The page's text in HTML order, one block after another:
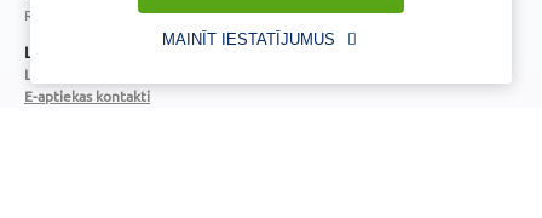
MAINĪT IESTATĪJUMUS
Reģistrācijas Nr.: 40003252167
Licence
Licences numurs:
E-aptiekas kontakti